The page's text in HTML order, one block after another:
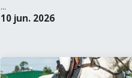
...
10 jun. 2026